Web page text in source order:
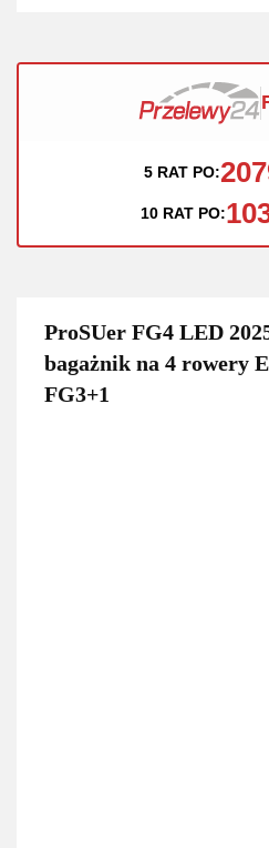
5 RAT PO:
10 RAT PO:
ProSUer FG4 LED
bagażnik na 4 rowery
FG3+1